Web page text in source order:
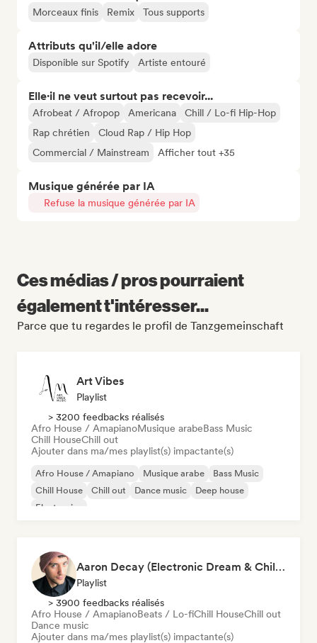
Morceaux finis Remix Tous supports
Attributs qu'il/elle adore
Disponible sur Spotify Artiste entouré
Elle·il ne veut surtout pas recevoir...
Afrobeat / Afropop Americana
Chill / Lo-fi Hip-Hop
Rap chrétien
Cloud Rap / Hip Hop
Commercial / Mainstream
Afficher tout +35
Musique générée par IA
Refuse la musique générée par IA
Ces médias / pros pourraient
également t'intéresser...
Parce que tu regardes le profil de Tanzgemeinschaft
Art Vibes
Playlist
> 3200 feedbacks réalisés
Afro House / AmapianoMusique arabeBass Music
Chill HouseChill out
Ajouter dans ma/mes playlist(s) impactante(s)
Afro House / Amapiano Musique arabe
Bass Music
Chill House
Chill out Dance music
Deep house
Electronica
Aaron Decay (Electronic Dream & Chill Electronic Dream playlists)
Playlist
> 3900 feedbacks réalisés
Afro House / AmapianoBeats / Lo-fiChill HouseChill out
Dance music
Ajouter dans ma/mes playlist(s) impactante(s)